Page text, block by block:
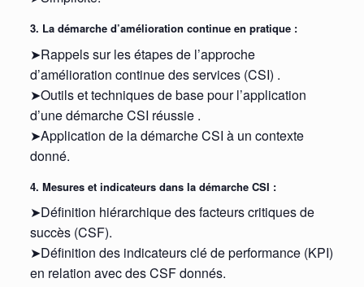
3. La démarche d’amélioration continue en pratique :
➤Rappels sur les étapes de l’approche
d’amélioration continue des services (CSI) .
➤Outils et techniques de base pour l’application
d’une démarche CSI réussie .
➤Application de la démarche CSI à un contexte
donné.
4. Mesures et indicateurs dans la démarche CSI :
➤Définition hiérarchique des facteurs critiques de
succès (CSF).
➤Définition des indicateurs clé de performance (KPI)
en relation avec des CSF donnés.